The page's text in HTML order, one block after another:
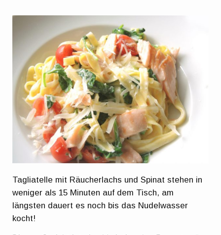
Tagliatelle mit Räucherlachs und Spinat stehen in
weniger als 15 Minuten auf dem Tisch, am
längsten dauert es noch bis das Nudelwasser
kocht!